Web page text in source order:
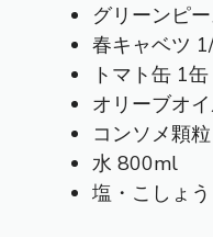
グリーンピ
春キャベツ
トマト缶 1缶
オリーブオ
コンソメ顆
水 800ml
塩・こしょ